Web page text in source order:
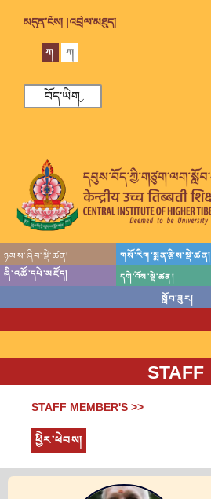
མདུན་ངོས། |འབྲེལ་མཐུད།
ཀ ཀ
བོད་ཡིག
ཉམས་ཞིབ་སྡེ་ཚན།
གསོ་རིག་སྨན་རྩིས་སྡེ་ཚན།
ཞི་འཚོ་དཔེ་མཛོད།
དགེ་འོས་སྡེ་ཚན།
སློབ་ཟུར།
STAFF
STAFF MEMBER'S >>
ཕྱིེར་ཕེབས།